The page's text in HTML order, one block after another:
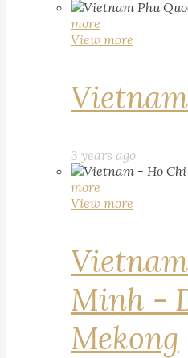
more
View more
3 years ago
more
View more
Minh -
Mekong